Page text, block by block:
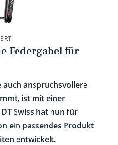
Federgabel für
auch anspruchsvollere
ist mit einer
Swiss hat nun für
ein passendes Produkt
entwickelt.